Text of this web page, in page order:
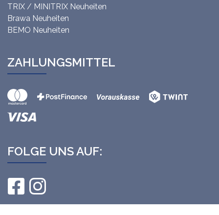
TRIX / MINITRIX Neuheiten
Brawa Neuheiten
BEMO Neuheiten
ZAHLUNGSMITTEL
FOLGE UNS AUF: